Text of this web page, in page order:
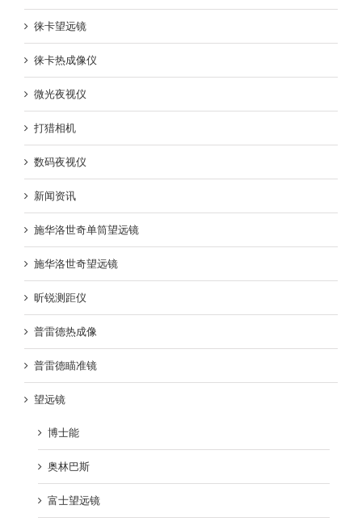
徕卡望远镜
徕卡热成像仪
微光夜视仪
打猎相机
数码夜视仪
新闻资讯
施华洛世奇单筒望远镜
施华洛世奇望远镜
昕锐测距仪
普雷德热成像
普雷德瞄准镜
望远镜
博士能
奥林巴斯
富士望远镜